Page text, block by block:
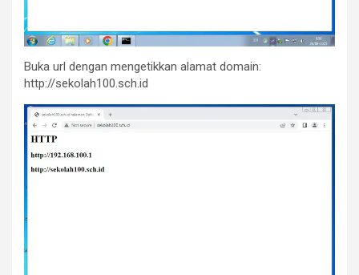
Buka url dengan mengetikkan alamat domain:
http://sekolah100.sch.id